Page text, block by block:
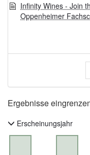
Infinity Wines - Join
Oppenheimer
Ergebnisse
Erscheinungsjahr